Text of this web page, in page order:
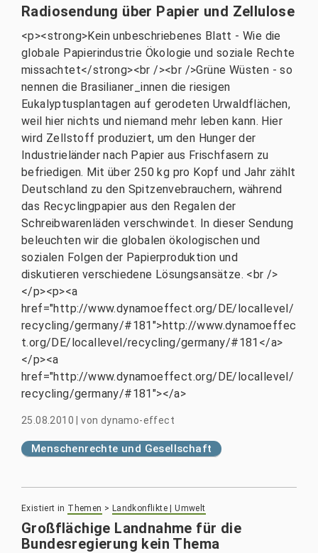
Radiosendung über Papier und Zellulose
<p><strong>Kein unbeschriebenes Blatt - Wie die
globale Papierindustrie Ökologie und soziale Rechte
missachtet</strong><br /><br />Grüne Wüsten - so
nennen die Brasilianer_innen die riesigen
Eukalyptusplantagen auf gerodeten Urwaldflächen,
weil hier nichts und niemand mehr leben kann. Hier
wird Zellstoff produziert, um den Hunger der
Industrieländer nach Papier aus Frischfasern zu
befriedigen. Mit über 250 kg pro Kopf und Jahr zählt
Deutschland zu den Spitzenvebrauchern, während
das Recyclingpapier aus den Regalen der
Schreibwarenläden verschwindet. In dieser Sendung
beleuchten wir die globalen ökologischen und
sozialen Folgen der Papierproduktion und
diskutieren verschiedene Lösungsansätze. <br />
</p><p><a
href="http://www.dynamoeffect.org/DE/locallevel/
recycling/germany/#181">http://www.dynamoeffec
t.org/DE/locallevel/recycling/germany/#181</a>
</p><a
href="http://www.dynamoeffect.org/DE/locallevel/
recycling/germany/#181"></a>
25.08.2010 |von dynamo-effect
Menschenrechte und Gesellschaft
Existiert in Themen > Landkonflikte | Umwelt
Großflächige Landnahme für die
Bundesregierung kein Thema